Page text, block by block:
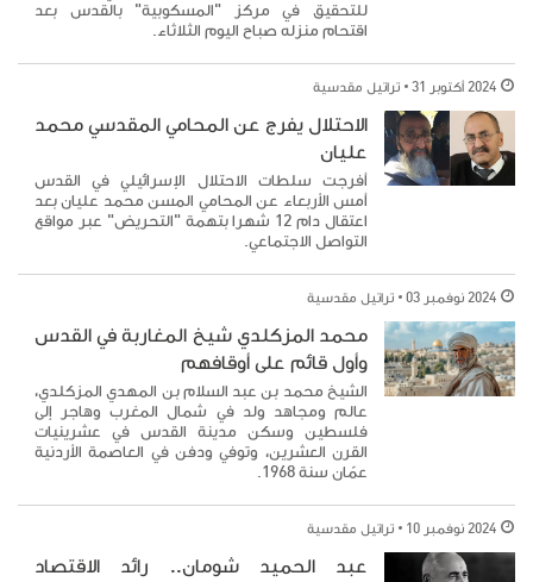
للتحقيق في مركز "المسكوبية" بالقدس بعد
اقتحام منزله صباح اليوم الثلاثاء.
2024 أكتوبر 31 تراتيل مقدسية
الاحتلال يفرج عن المحامي المقدسي محمد
عليان
أفرجت سلطات الاحتلال الإسرائيلي في القدس
أمس الأربعاء عن المحامي المسن محمد عليان بعد
اعتقال دام 12 شهرا بتهمة "التحريض" عبر مواقع
التواصل الاجتماعي.
2024 نوفمبر 03 تراتيل مقدسية
محمد المزكلدي شيخ المغاربة في القدس
وأول قائم على أوقافهم
الشيخ محمد بن عبد السلام بن المهدي المزكلدي،
عالم ومجاهد ولد في شمال المغرب وهاجر إلى
فلسطين وسكن مدينة القدس في عشرينيات
القرن العشرين، وتوفي ودفن في العاصمة الأردنية
عمّان سنة 1968.
2024 نوفمبر 10 تراتيل مقدسية
عبد الحميد شومان.. رائد الاقتصاد